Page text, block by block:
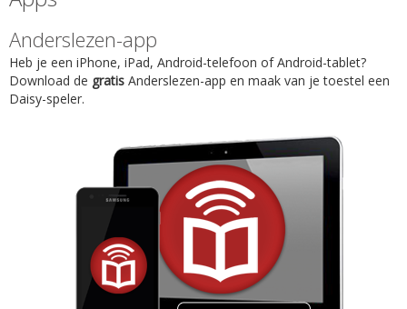
Anderslezen-app
Heb je een iPhone, iPad, Android-telefoon of Android-tablet?
Download de gratis Anderslezen-app en maak van je toestel een
Daisy-speler.